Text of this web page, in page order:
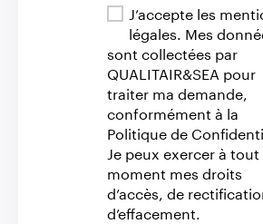
J’accepte les
légales. Mes
sont collectées par
QUALITAIR&SEA pour
traiter ma demande,
conformément à la
Politique de
Je peux exercer à tout
moment mes droits
d’accès, de
d’effacement.